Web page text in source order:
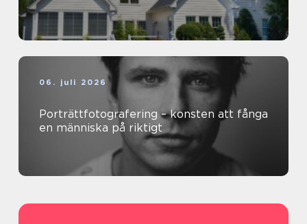
06. juli 2026
Porträttfotografering – konsten att fånga
en människa på riktigt